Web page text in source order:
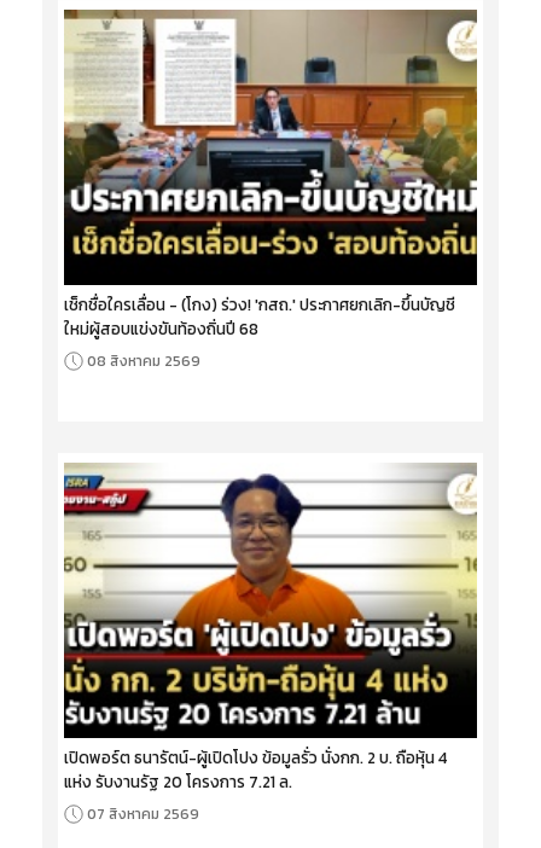
เช็กชื่อใครเลื่อน - (โกง) ร่วง! 'กสถ.' ประกาศยกเลิก-ขึ้นบัญชี
ใหม่ผู้สอบแข่งขันท้องถิ่นปี 68
08 สิงหาคม 2569
เปิดพอร์ต ธนารัตน์-ผู้เปิดโปง ข้อมูลรั่ว นั่งกก. 2 บ. ถือหุ้น 4
แห่ง รับงานรัฐ 20 โครงการ 7.21 ล.
07 สิงหาคม 2569